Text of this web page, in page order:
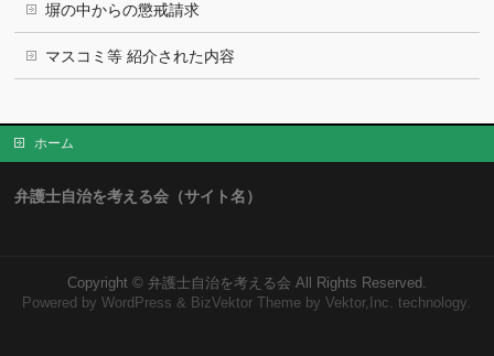
塀の中からの懲戒請求
マスコミ等 紹介された内容
ホーム
弁護士自治を考える会（サイト名）
Copyright © 弁護士自治を考える会 All Rights Reserved.
Powered byWordPress & BizVektor Theme by Vektor,Inc. technology.